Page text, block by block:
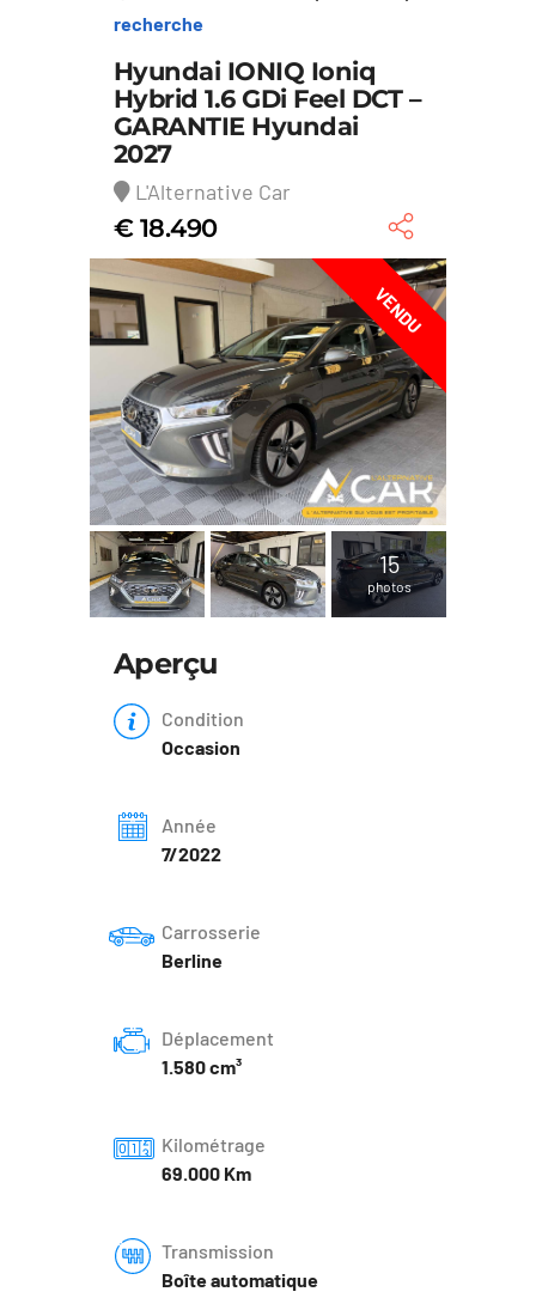
recherche
Hyundai IONIQ Ioniq
Hybrid 1.6 GDi Feel DCT –
GARANTIE Hyundai
2027
L'Alternative Car
€ 18.490
VENDU
15
photos
Aperçu
Condition
Occasion
Année
7/2022
Carrosserie
Berline
Déplacement
1.580 cm³
Kilométrage
69.000 Km
Transmission
Boîte automatique